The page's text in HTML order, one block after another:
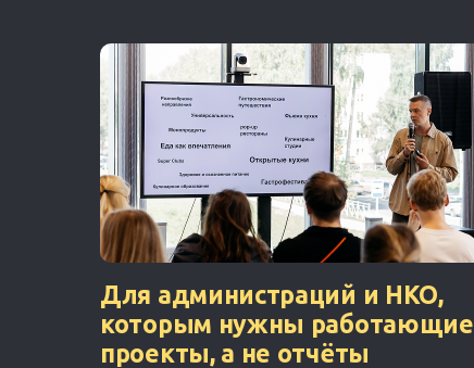
Для администраций и НКО,
которым нужны работающие
проекты, а не отчёты